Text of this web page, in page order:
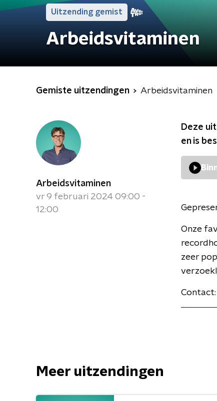
Uitzending gemist
Arbeidsvitaminen
Gemiste uitzendingen Arbeidsvitaminen
Arbeidsvitaminen
vr 9 februari 2024 09:00 -
12:00
Deze
en is
Onze
zeer
Contact:
Meer uitzendingen